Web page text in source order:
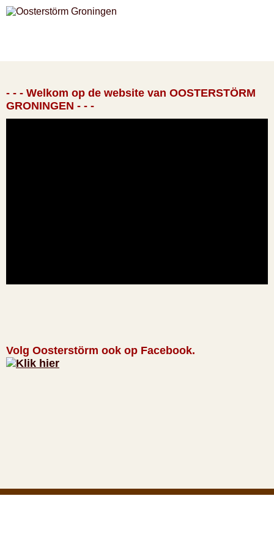
- - - Welkom op de website van OOSTERSTÖRM
GRONINGEN - - -
Volg Oosterstörm ook op Facebook.